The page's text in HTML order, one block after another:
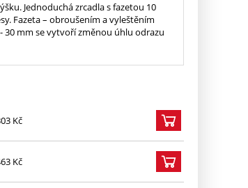
Jednoduchá zrcadla s fazetou 10
Fazeta – obroušením a vyleštěním
30 mm se vytvoří změnou úhlu odrazu
Kč
Kč